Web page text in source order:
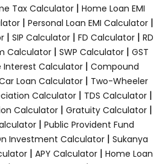
Tax Calculator | Home Loan EMI
| Personal Loan EMI Calculator |
| SIP Calculator | FD Calculator | RD
Calculator | SWP Calculator | GST
Interest Calculator| Compound
Loan Calculator| Two-Wheeler
Calculator| TDS Calculator|
Calculator| Gratuity Calculator|
| Public Provident Fund
Investment Calculator| Sukanya
| APY Calculator| Home Loan